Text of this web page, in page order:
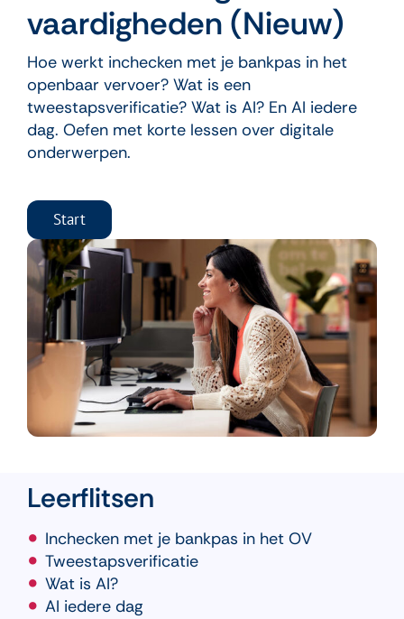
vaardigheden (Nieuw)
Hoe werkt inchecken met je bankpas in het
openbaar vervoer? Wat is een
tweestapsverificatie? Wat is AI? En AI iedere
dag. Oefen met korte lessen over digitale
onderwerpen.
Start
Leerflitsen
Inchecken met je bankpas in het OV
Tweestapsverificatie
Wat is AI?
AI iedere dag